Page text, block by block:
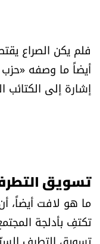
فلم يكن الصراع
أيضاً ما وصفه «حزب
إشارة إلى الكتائب
تسويق
ما هو لافت أيضاً،
تكتفِ بأدلجة